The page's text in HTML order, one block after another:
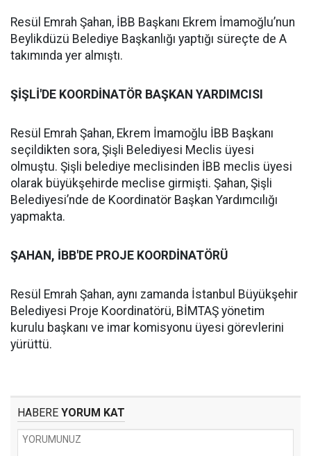
Resül Emrah Şahan, İBB Başkanı Ekrem İmamoğlu’nun
Beylikdüzü Belediye Başkanlığı yaptığı süreçte de A
takımında yer almıştı.
ŞİŞLİ'DE KOORDİNATÖR BAŞKAN YARDIMCISI
Resül Emrah Şahan, Ekrem İmamoğlu İBB Başkanı
seçildikten sora, Şişli Belediyesi Meclis üyesi
olmuştu. Şişli belediye meclisinden İBB meclis üyesi
olarak büyükşehirde meclise girmişti. Şahan, Şişli
Belediyesi’nde de Koordinatör Başkan Yardımcılığı
yapmakta.
ŞAHAN, İBB'DE PROJE KOORDİNATÖRÜ
Resül Emrah Şahan, aynı zamanda İstanbul Büyükşehir
Belediyesi Proje Koordinatörü, BİMTAŞ yönetim
kurulu başkanı ve imar komisyonu üyesi görevlerini
yürüttü.
HABERE YORUM KAT